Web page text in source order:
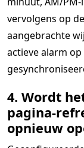
vervolgens op de
aangebrachte
actieve alarm
4. Wordt
pagina-
opnieuw